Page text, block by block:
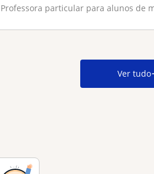
Professora particular para alunos de
Ver tudo